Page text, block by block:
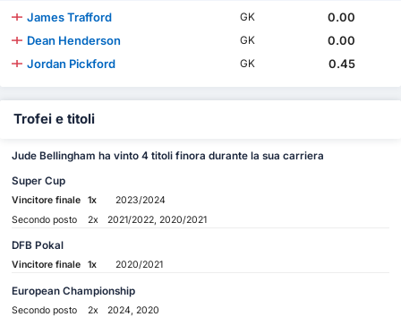
James Trafford GK
0.00
Dean Henderson
GK
0.00
Jordan Pickford
GK 0.45
Trofei e titoli
Jude Bellingham ha vinto 4 titoli finora durante la sua carriera
Super Cup
Vincitore finale 1x
2023/2024
Secondo posto
2x 2021/2022, 2020/2021
DFB Pokal
Vincitore finale 1x 2020/2021
European Championship
Secondo posto 2x 2024, 2020